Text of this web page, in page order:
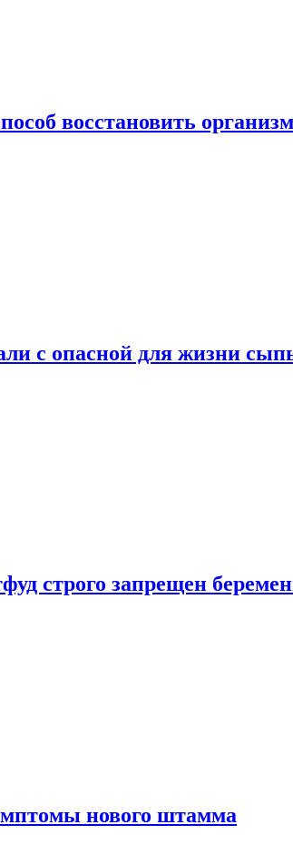
восстановить
с опасной для жизни
строго запрещен
нового штамма